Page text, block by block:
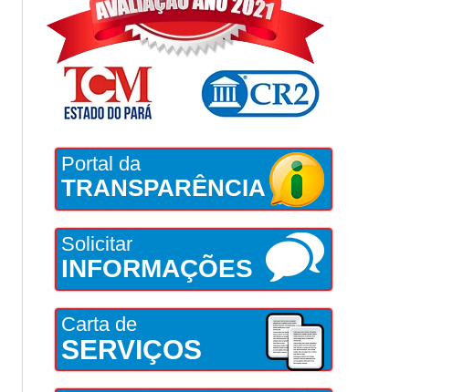
Portal da
TRANSPARÊNCIA
Solicitar
INFORMAÇÕES
Carta de
SERVIÇOS